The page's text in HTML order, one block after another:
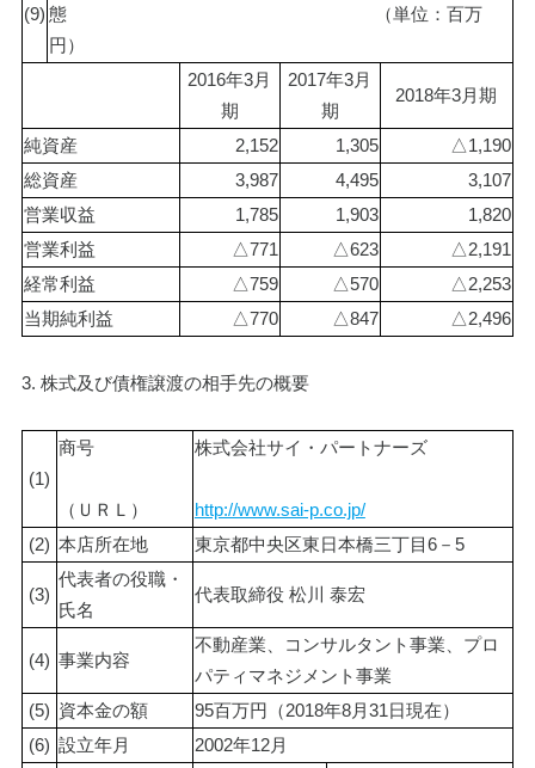
(9) 態
（単位：百万
円）
2016年3月
期
2017年3月
期
2018年3月期
純資産 2,152 1,305
△1,190
総資産
3,987 4,495
3,107
営業収益
1,785 1,903
1,820
営業利益
△771 △623
△2,191
経常利益
△759 △570
△2,253
当期純利益
△770 △847 △2,496
3. 株式及び債権譲渡の相手先の概要
(1)
商号
（ＵＲＬ）
株式会社サイ・パートナーズ
http://www.sai-p.co.jp/
(2) 本店所在地 東京都中央区東日本橋三丁目6－5
(3)
代表者の役職・
氏名
代表取締役 松川 泰宏
(4) 事業内容
不動産業、コンサルタント事業、プロ
パティマネジメント事業
(5) 資本金の額
95百万円（2018年8月31日現在）
(6) 設立年月 2002年12月